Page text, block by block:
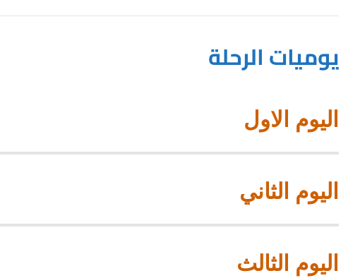
يوميات الرحلة
اليوم الاول
اليوم الثاني
اليوم الثالث